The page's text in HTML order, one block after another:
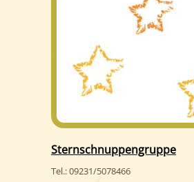
Sternschnuppengruppe
Tel.: 09231/5078466